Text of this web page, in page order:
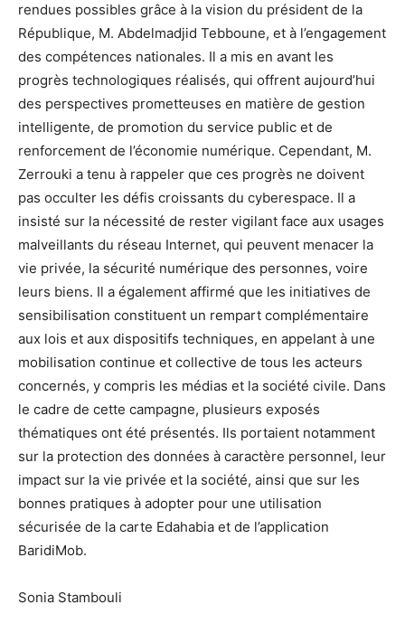
rendues possibles grâce à la vision du président de la
République, M. Abdelmadjid Tebboune, et à l’engagement
des compétences nationales. Il a mis en avant les
progrès technologiques réalisés, qui offrent aujourd’hui
des perspectives prometteuses en matière de gestion
intelligente, de promotion du service public et de
renforcement de l’économie numérique. Cependant, M.
Zerrouki a tenu à rappeler que ces progrès ne doivent
pas occulter les défis croissants du cyberespace. Il a
insisté sur la nécessité de rester vigilant face aux usages
malveillants du réseau Internet, qui peuvent menacer la
vie privée, la sécurité numérique des personnes, voire
leurs biens. Il a également affirmé que les initiatives de
sensibilisation constituent un rempart complémentaire
aux lois et aux dispositifs techniques, en appelant à une
mobilisation continue et collective de tous les acteurs
concernés, y compris les médias et la société civile. Dans
le cadre de cette campagne, plusieurs exposés
thématiques ont été présentés. Ils portaient notamment
sur la protection des données à caractère personnel, leur
impact sur la vie privée et la société, ainsi que sur les
bonnes pratiques à adopter pour une utilisation
sécurisée de la carte Edahabia et de l’application
BaridiMob.
Sonia Stambouli